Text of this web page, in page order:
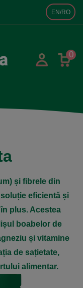
EN/RO
0
și fibrele din
eficientă și
plus. Acestea
boabelor de
și vitamine
de sațietate,
alimentar.